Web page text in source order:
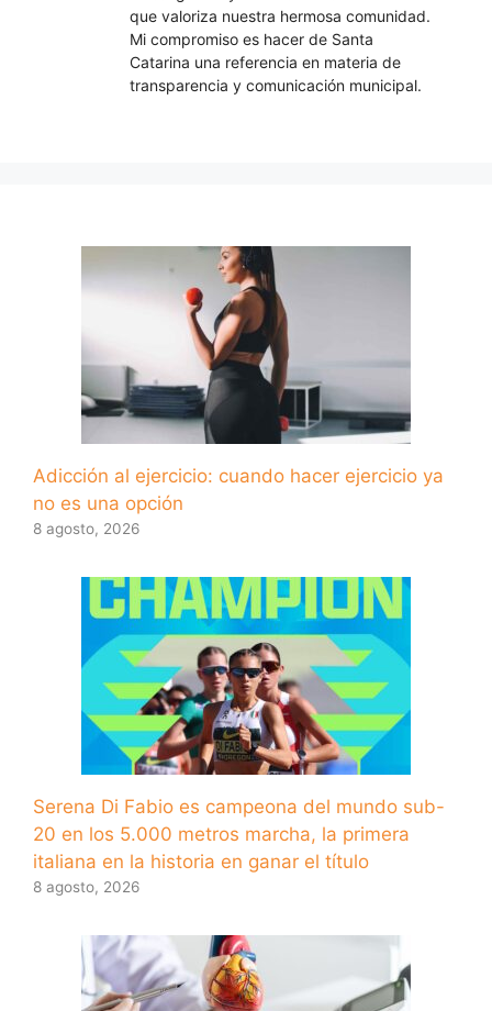
que valoriza nuestra hermosa comunidad.
Mi compromiso es hacer de Santa
Catarina una referencia en materia de
transparencia y comunicación municipal.
Adicción al ejercicio: cuando hacer ejercicio ya
no es una opción
8 agosto, 2026
Serena Di Fabio es campeona del mundo sub-
20 en los 5.000 metros marcha, la primera
italiana en la historia en ganar el título
8 agosto, 2026